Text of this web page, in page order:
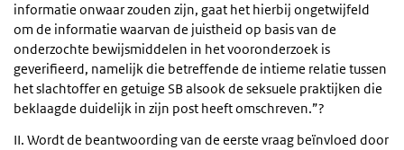
informatie onwaar zouden zijn, gaat het hierbij ongetwijfeld
om de informatie waarvan de juistheid op basis van de
onderzochte bewijsmiddelen in het vooronderzoek is
geverifieerd, namelijk die betreffende de intieme relatie tussen
het slachtoffer en getuige SB alsook de seksuele praktijken die
beklaagde duidelijk in zijn post heeft omschreven.”?
II. Wordt de beantwoording van de eerste vraag beïnvloed door